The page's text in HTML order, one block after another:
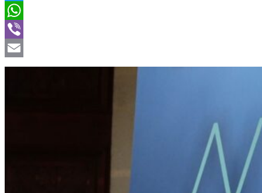
Twitter
WhatsApp
Viber
Email